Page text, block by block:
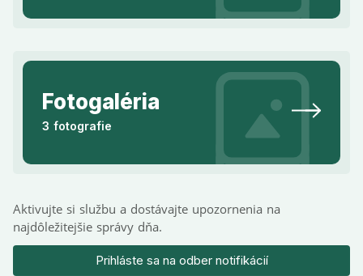
Fotogaléria
3 fotografie
Aktivujte si službu a dostávajte upozornenia na
najdôležitejšie správy dňa.
Prihláste sa na odber notifikácií